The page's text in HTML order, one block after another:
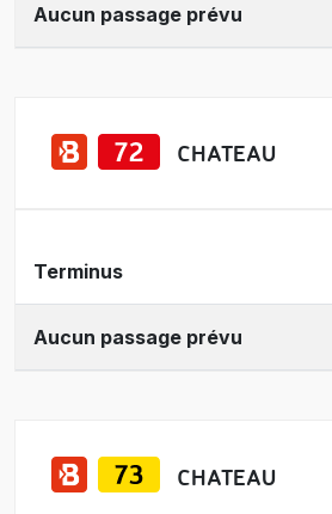
Aucun passage prévu
CHATEAU
Terminus
Aucun passage prévu
CHATEAU